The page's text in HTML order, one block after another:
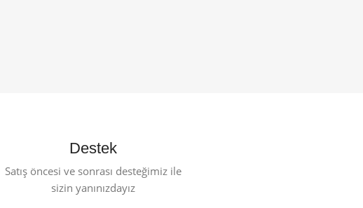
Destek
Satış öncesi ve sonrası desteğimiz ile
sizin yanınızdayız